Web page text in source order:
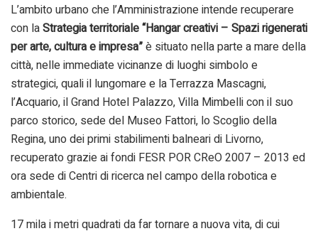
L’ambito urbano che l’Amministrazione intende recuperare
con laStrategia territoriale “Hangar creativi – Spazi rigenerati
per arte, cultura e impresa”è situato nella parte a mare della
città, nelle immediate vicinanze di luoghi simbolo e
strategici, quali il lungomare e la Terrazza Mascagni,
l’Acquario, il Grand Hotel Palazzo, Villa Mimbelli con il suo
parco storico, sede del Museo Fattori, lo Scoglio della
Regina, uno dei primi stabilimenti balneari di Livorno,
recuperato grazie ai fondi FESR POR CReO 2007 – 2013 ed
ora sede di Centri di ricerca nel campo della robotica e
ambientale.
17 mila i metri quadrati da far tornare a nuova vita, di cui